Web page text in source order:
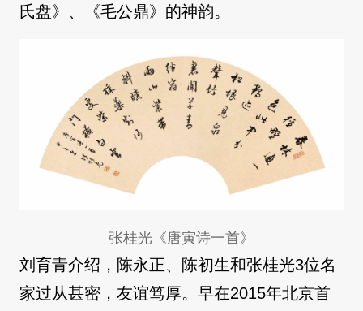
氏盘》、《毛公鼎》的神韵。
张桂光《唐寅诗一首》
刘育青介绍，陈永正、陈初生和张桂光3位名
家过从甚密，友谊笃厚。早在2015年北京首